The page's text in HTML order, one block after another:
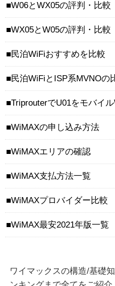
W06とWX05の評判・比較
WX05とW05の評判・比較
民泊WiFiおすすめを比較
民泊WiFiとISP系MVNOの
TriprouterでU01をモバイ
WiMAXの申し込み方法
WiMAXエリアの確認
WiMAX支払方法一覧
WiMAXプロバイダー比較
WiMAX最安2021年版一覧
ワイマックスの構造/基礎